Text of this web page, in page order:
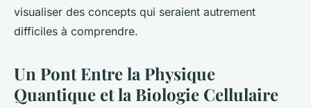
visualiser des concepts qui seraient autrement
difficiles à comprendre.
Un Pont Entre la Physique
Quantique et la Biologie Cellulaire